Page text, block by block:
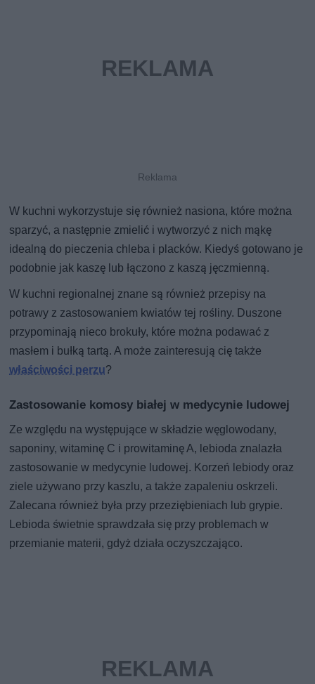
W kuchni wykorzystuje się również nasiona, które można
sparzyć, a następnie zmielić i wytworzyć z nich mąkę
idealną do pieczenia chleba i placków. Kiedyś gotowano je
podobnie jak kaszę lub łączono z kaszą jęczmienną.
W kuchni regionalnej znane są również przepisy na
potrawy z zastosowaniem kwiatów tej rośliny. Duszone
przypominają nieco brokuły, które można podawać z
masłem i bułką tartą. A może zainteresują cię także
właściwości perzu?
Zastosowanie komosy białej w medycynie ludowej
Ze względu na występujące w składzie węglowodany,
saponiny, witaminę C i prowitaminę A, lebioda znalazła
zastosowanie w medycynie ludowej. Korzeń lebiody oraz
ziele używano przy kaszlu, a także zapaleniu oskrzeli.
Zalecana również była przy przeziębieniach lub grypie.
Lebioda świetnie sprawdzała się przy problemach w
przemianie materii, gdyż działa oczyszczająco.